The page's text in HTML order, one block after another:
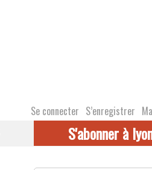
Se connecter S’enregistrer
S'abonner à